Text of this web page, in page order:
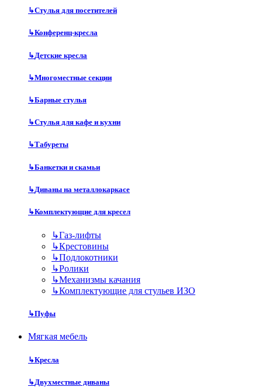
↳Стулья для посетителей
↳Конференц-кресла
↳Детские кресла
↳Многоместные секции
↳Барные стулья
↳Стулья для кафе и кухни
↳Табуреты
↳Банкетки и скамьи
↳Диваны на металлокаркасе
↳Комплектующие для кресел
↳Газ-лифты
↳Крестовины
↳Подлокотники
↳Ролики
↳Механизмы качания
↳Комплектующие для стульев ИЗО
↳Пуфы
Мягкая мебель
↳Кресла
↳Двухместные диваны